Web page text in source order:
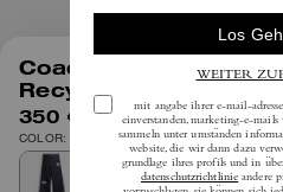
Coach | Brain Dead
Recycelter Baumwolle
350 € inkl. MwSt.
COLOR: Dunkelblau